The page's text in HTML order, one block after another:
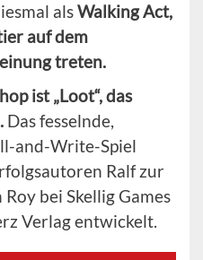
alsWalking Act,
auf dem
treten.
ist „Loot“, das
Das fesselnde,
and-Write-Spiel
Ralf zur
bei Skellig Games
Verlag entwickelt.